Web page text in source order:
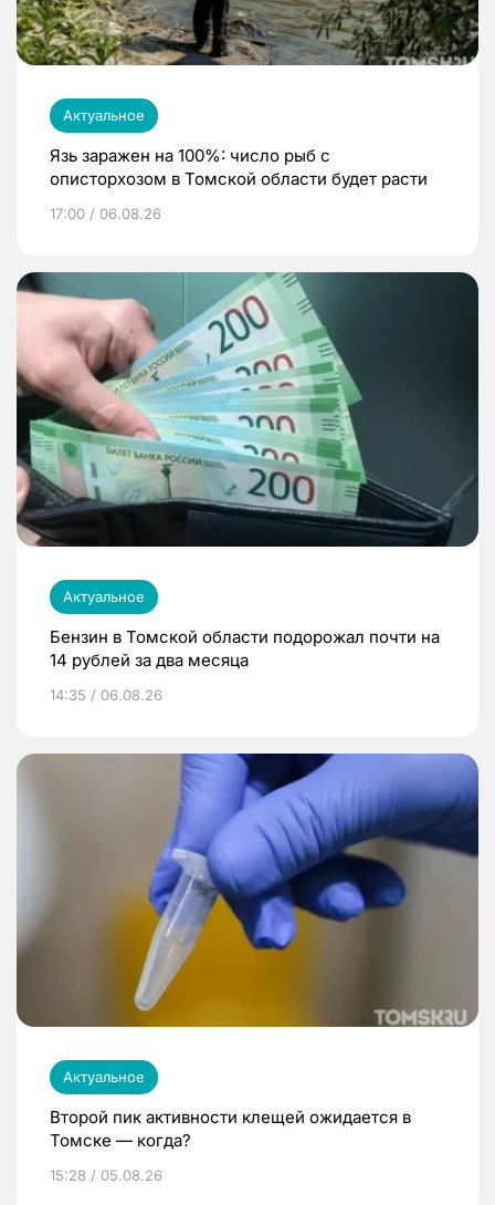
Актуальное
Язь заражен на 100%: число рыб с
описторхозом в Томской области будет расти
17:00 / 06.08.26
Актуальное
Бензин в Томской области подорожал почти на
14 рублей за два месяца
14:35 / 06.08.26
Актуальное
Второй пик активности клещей ожидается в
Томске — когда?
15:28 / 05.08.26